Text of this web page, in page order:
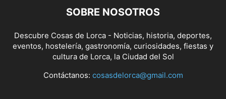
SOBRE NOSOTROS
Descubre Cosas de Lorca - Noticias, historia, deportes,
eventos, hostelería, gastronomía, curiosidades, fiestas y
cultura de Lorca, la Ciudad del Sol
Contáctanos: cosasdelorca@gmail.com